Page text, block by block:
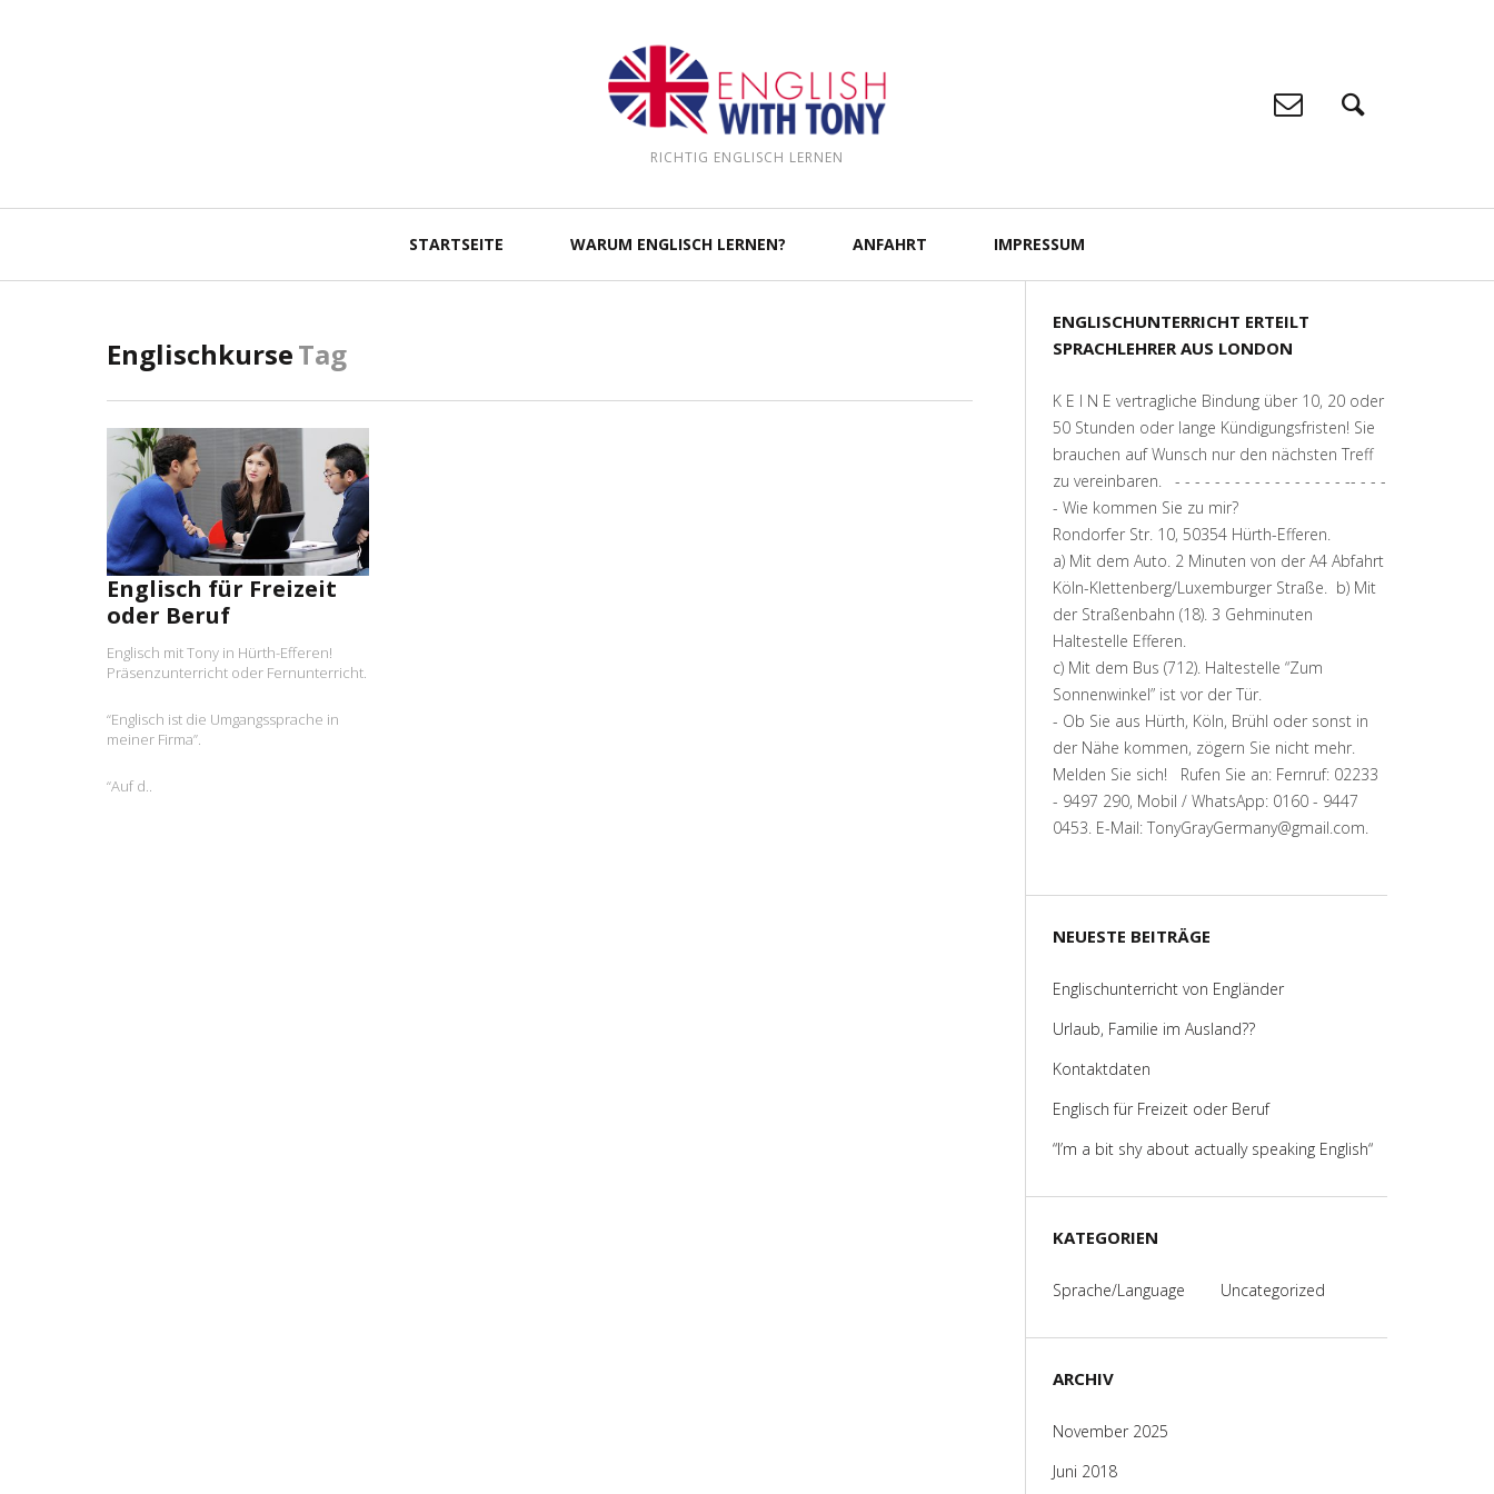
RICHTIG ENGLISCH LERNEN
STARTSEITE WARUM ENGLISCH LERNEN? ANFAHRT IMPRESSUM
EnglischkurseTag
MEHR LESEN
Englisch für Freizeit
oder Beruf
Englisch mit Tony in Hürth-Efferen!
Präsenzunterricht oder Fernunterricht.
“Englisch ist die Umgangssprache in
meiner Firma”.
“Auf d..
ENGLISCHUNTERRICHT ERTEILT
SPRACHLEHRER AUS LONDON
K E I N E vertragliche Bindung über 10, 20 oder
50 Stunden oder lange Kündigungsfristen! Sie
brauchen auf Wunsch nur den nächsten Treff
zu vereinbaren. - - - - - - - - - - - - - - - - - -- - - -
- Wie kommen Sie zu mir?
Rondorfer Str. 10, 50354 Hürth-Efferen.
a) Mit dem Auto. 2 Minuten von der A4 Abfahrt
Köln-Klettenberg/Luxemburger Straße. b) Mit
der Straßenbahn (18). 3 Gehminuten
Haltestelle Efferen.
c) Mit dem Bus (712). Haltestelle “Zum
Sonnenwinkel” ist vor der Tür.
- Ob Sie aus Hürth, Köln, Brühl oder sonst in
der Nähe kommen, zögern Sie nicht mehr.
Melden Sie sich! Rufen Sie an: Fernruf: 02233
- 9497 290, Mobil / WhatsApp: 0160 - 9447
0453. E-Mail: TonyGrayGermany@gmail.com.
NEUESTE BEITRÄGE
Englischunterricht von Engländer
Urlaub, Familie im Ausland??
Kontaktdaten
Englisch für Freizeit oder Beruf
“I’m a bit shy about actually speaking English“
KATEGORIEN
Sprache/Language Uncategorized
ARCHIV
November 2025
Juni 2018